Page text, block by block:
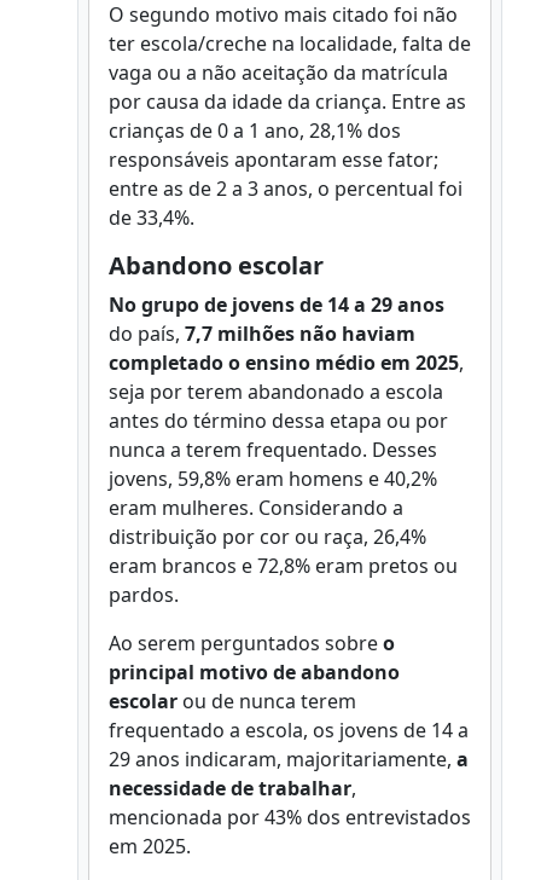
O segundo motivo mais citado foi não
ter escola/creche na localidade, falta de
vaga ou a não aceitação da matrícula
por causa da idade da criança. Entre as
crianças de 0 a 1 ano, 28,1% dos
responsáveis apontaram esse fator;
entre as de 2 a 3 anos, o percentual foi
de 33,4%.
Abandono escolar
No grupo de jovens de 14 a 29 anos
do país, 7,7 milhões não haviam
completado o ensino médio em 2025,
seja por terem abandonado a escola
antes do término dessa etapa ou por
nunca a terem frequentado. Desses
jovens, 59,8% eram homens e 40,2%
eram mulheres. Considerando a
distribuição por cor ou raça, 26,4%
eram brancos e 72,8% eram pretos ou
pardos.
Ao serem perguntados sobreo
principal motivo de abandono
escolar ou de nunca terem
frequentado a escola, os jovens de 14 a
29 anos indicaram, majoritariamente, a
necessidade de trabalhar,
mencionada por 43% dos entrevistados
em 2025.